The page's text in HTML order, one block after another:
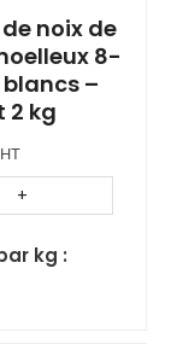
noix de
8-
blancs –
2 kg
HT
kg :